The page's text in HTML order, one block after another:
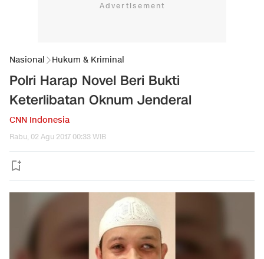
Nasional Hukum & Kriminal
Polri Harap Novel Beri Bukti
Keterlibatan Oknum Jenderal
CNN Indonesia
Rabu, 02 Agu 2017 00:33 WIB